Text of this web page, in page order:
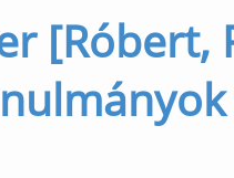
[Róbert,